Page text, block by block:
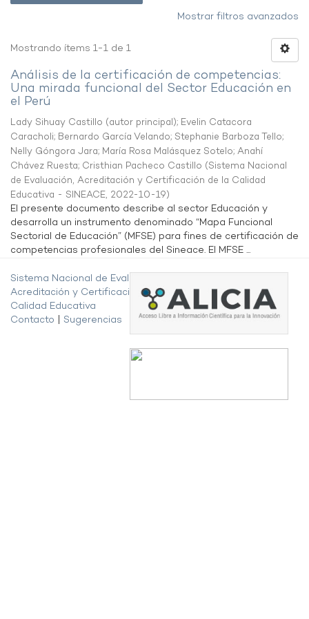
Mostrar filtros avanzados
Mostrando ítems 1-1 de 1
Análisis de la certificación de competencias:
Una mirada funcional del Sector Educación en
el Perú
Lady Sihuay Castillo (autor principal); Evelin Catacora
Caracholi; Bernardo García Velando; Stephanie Barboza Tello;
Nelly Góngora Jara; María Rosa Malásquez Sotelo; Anahí
Chávez Ruesta; Cristhian Pacheco Castillo (Sistema Nacional
de Evaluación, Acreditación y Certificación de la Calidad
Educativa - SINEACE, 2022-10-19)
El presente documento describe al sector Educación y
desarrolla un instrumento denominado “Mapa Funcional
Sectorial de Educación” (MFSE) para fines de certificación de
competencias profesionales del Sineace. El MFSE ...
Sistema Nacional de Evaluación,
Acreditación y Certificación de la
Calidad Educativa
Contacto
Sugerencias